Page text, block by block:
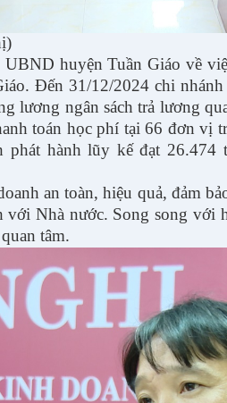
huyện Tuần Giáo về
Đến 31/12/2024 chi
lương ngân sách trả lương
toán học phí tại 66 đơn vị
hành lũy kế đạt 26.474
an toàn, hiệu quả, đảm
với Nhà nước. Song song với
tâm.